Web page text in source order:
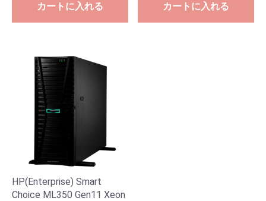
カートに入れる カートに入れる
HP(Enterprise) Smart
Choice ML350 Gen11 Xeon